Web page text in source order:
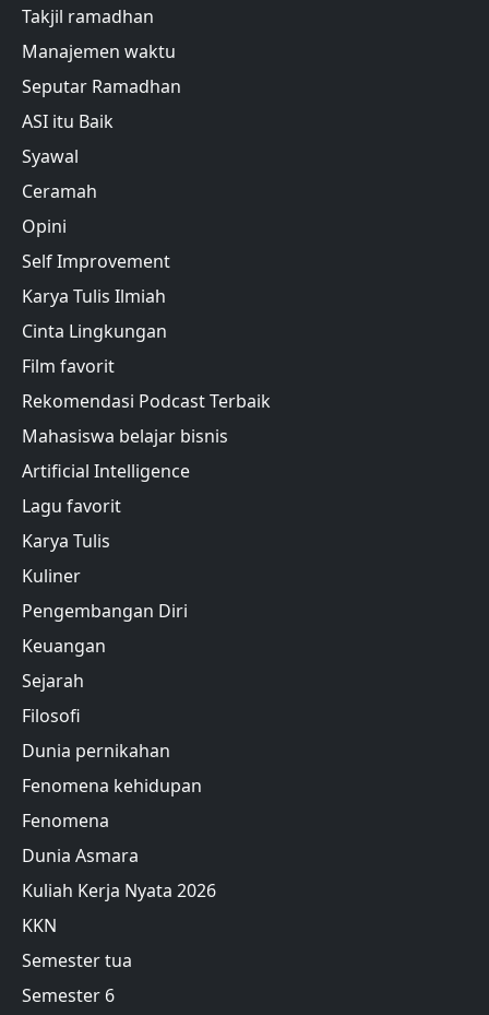
Takjil ramadhan
Manajemen waktu
Seputar Ramadhan
ASI itu Baik
Syawal
Ceramah
Opini
Self Improvement
Karya Tulis Ilmiah
Cinta Lingkungan
Film favorit
Rekomendasi Podcast Terbaik
Mahasiswa belajar bisnis
Artificial Intelligence
Lagu favorit
Karya Tulis
Kuliner
Pengembangan Diri
Keuangan
Sejarah
Filosofi
Dunia pernikahan
Fenomena kehidupan
Fenomena
Dunia Asmara
Kuliah Kerja Nyata 2026
KKN
Semester tua
Semester 6